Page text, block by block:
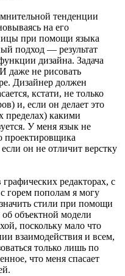
тенденции
на его
при помощи языка
подход — результат
дизайна. Задача
даже не рисовать
Дизайнер должен
кстати, не только
и, если он делает это
пределах) какими
У меня язык не
проектировщика
он не отличит верстку
редакторах, с
горем пополам я могу
стили при помощи
объектной модели
поскольку мало что
взаимодействия и всем,
только лишь по
что меня спасает